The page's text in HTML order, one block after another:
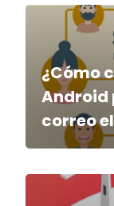
¿Cómo
Android
correo